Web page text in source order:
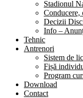
Stadionul
Conducere,
Decizii
Info –
Tehnic
Antrenori
Sistem de
Fișă
Program
Download
Contact